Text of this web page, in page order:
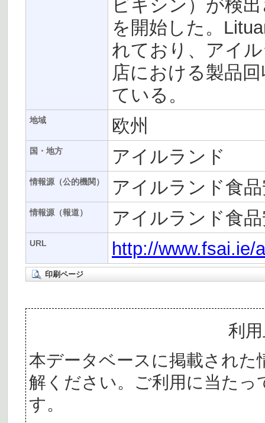
ビキシン）が検
を開始した。
れており、アイ
店における製品
ている。
地域 欧州
国・地方 アイルランド
情報源（公的機関） アイルランド食
情報源（報道） アイルランド食
URL http://www.fsai.ie/
印刷ページ
利
本データベースに掲載された
解ください。ご利用に当た
す。